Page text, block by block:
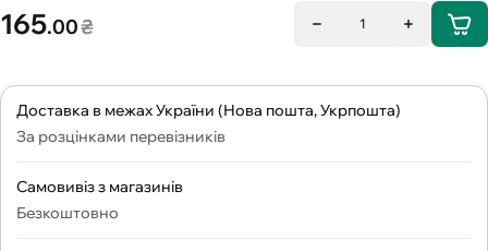
165.00₴ 1
Доставка в межах України (Нова пошта, Укрпошта)
За розцінками перевізників
Самовивіз з магазинів
Безкоштовно